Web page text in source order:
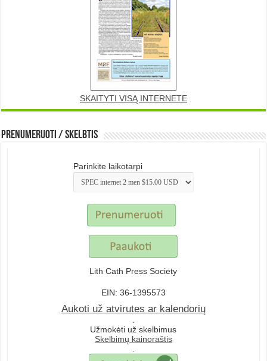
SKAITYTI VISĄ INTERNETE
Prenumeruoti / Skelbtis
Parinkite laikotarpi
Lith Cath Press Society
EIN: 36-1395573
Aukoti už atvirutes ar kalendorių
.
Užmokėti už skelbimus
Skelbimų kainoraštis
.